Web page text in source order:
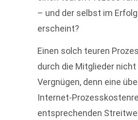
– und der selbst im
erscheint?
Einen solch teuren
durch die Mitglieder
Vergnügen, denn eine
Internet-
entsprechenden